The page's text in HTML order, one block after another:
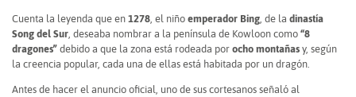
Cuenta la leyenda que en 1278 , el niño emperador Bing , de la dinastía
Song del Sur , deseaba nombrar a la península de Kowloon como “8
dragones” debido a que la zona está rodeada por ocho montañas y, según
la creencia popular, cada una de ellas está habitada por un dragón.
Antes de hacer el anuncio oficial, uno de sus cortesanos señaló al